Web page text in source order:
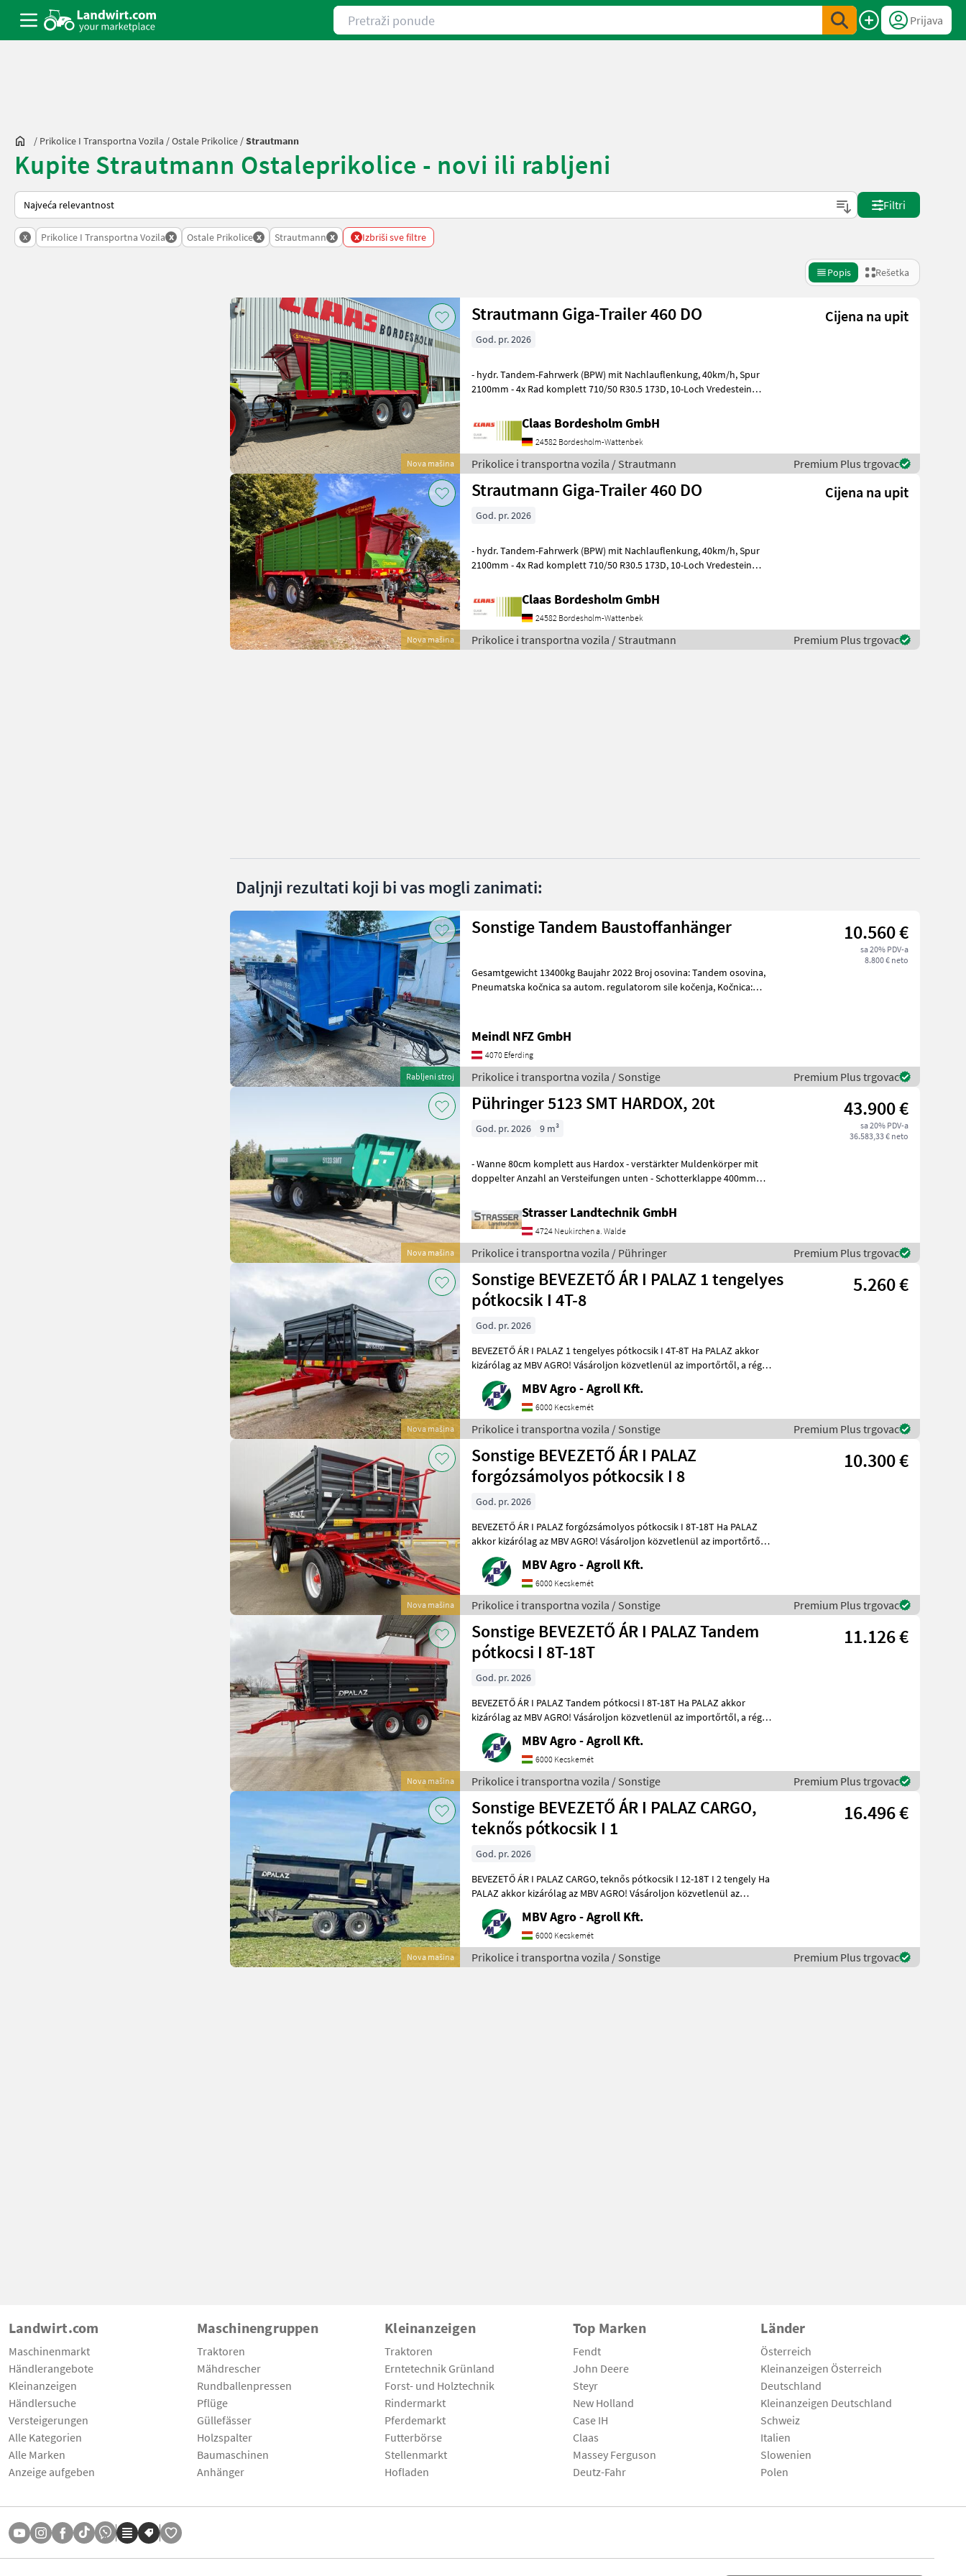
Pretraži ponude
Prijava
/ Prikolice I Transportna Vozila /Ostale Prikolice /Strautmann
Kupite Strautmann Ostaleprikolice - novi ili rabljeni
Tako se sortira na Landwirt.com
Filtri
x Prikolice I Transportna Vozila x Ostale Prikolice x Strautmann x x Izbriši sve filtre
Popis Rešetka
Nova mašina
Strautmann Giga-Trailer 460 DO Cijena na upit
God. pr. 2026
- hydr. Tandem-Fahrwerk (BPW) mit Nachlauflenkung, 40km/h, Spur
2100mm - 4x Rad komplett 710/50 R30.5 173D, 10-Loch Vredestein
Claas Bordesholm GmbH
24582 Bordesholm-Wattenbek
Prikolice i transportna vozila / Strautmann Premium Plus trgovac
Nova mašina
Strautmann Giga-Trailer 460 DO Cijena na upit
God. pr. 2026
- hydr. Tandem-Fahrwerk (BPW) mit Nachlauflenkung, 40km/h, Spur
2100mm - 4x Rad komplett 710/50 R30.5 173D, 10-Loch Vredestein
Claas Bordesholm GmbH
24582 Bordesholm-Wattenbek
Prikolice i transportna vozila / Strautmann Premium Plus trgovac
Daljnji rezultati koji bi vas mogli zanimati:
Rabljeni stroj
Sonstige Tandem Baustoffanhänger 10.560 €
sa 20% PDV-a
8.800 € neto
Gesamtgewicht 13400kg Baujahr 2022 Broj osovina: Tandem osovina,
Pneumatska kočnica sa autom. regulatorom sile kočenja, Kočnica:
Meindl NFZ GmbH
4070 Eferding
Prikolice i transportna vozila / Sonstige Premium Plus trgovac
Nova mašina
Pühringer 5123 SMT HARDOX, 20t 43.900 €
sa 20% PDV-a
36.583,33 € neto
God. pr. 2026 9 m³
- Wanne 80cm komplett aus Hardox - verstärkter Muldenkörper mit
doppelter Anzahl an Versteifungen unten - Schotterklappe 400mm
Strasser Landtechnik GmbH
4724 Neukirchen a. Walde
Prikolice i transportna vozila / Pühringer Premium Plus trgovac
Nova mašina
Sonstige BEVEZETŐ ÁR I PALAZ 1 tengelyes
pótkocsik I 4T-8
5.260 €
God. pr. 2026
BEVEZETŐ ÁR I PALAZ 1 tengelyes pótkocsik I 4T-8T Ha PALAZ akkor
kizárólag az MBV AGRO! Vásároljon közvetlenül az importőrtől, a régió
legnagyobb PALAZ kereskedőitő
MBV Agro - Agroll Kft.
6000 Kecskemét
Prikolice i transportna vozila / Sonstige Premium Plus trgovac
Nova mašina
Sonstige BEVEZETŐ ÁR I PALAZ
forgózsámolyos pótkocsik I 8
10.300 €
God. pr. 2026
BEVEZETŐ ÁR I PALAZ forgózsámolyos pótkocsik I 8T-18T Ha PALAZ
akkor kizárólag az MBV AGRO! Vásároljon közvetlenül az importőrtől,
a régió legnagyobb PALAZ keresked
MBV Agro - Agroll Kft.
6000 Kecskemét
Prikolice i transportna vozila / Sonstige Premium Plus trgovac
Nova mašina
Sonstige BEVEZETŐ ÁR I PALAZ Tandem
pótkocsi I 8T-18T
11.126 €
God. pr. 2026
BEVEZETŐ ÁR I PALAZ Tandem pótkocsi I 8T-18T Ha PALAZ akkor
kizárólag az MBV AGRO! Vásároljon közvetlenül az importőrtől, a régió
legnagyobb PALAZ kereskedőitől. Az
MBV Agro - Agroll Kft.
6000 Kecskemét
Prikolice i transportna vozila / Sonstige Premium Plus trgovac
Nova mašina
Sonstige BEVEZETŐ ÁR I PALAZ CARGO,
teknős pótkocsik I 1
16.496 €
God. pr. 2026
BEVEZETŐ ÁR I PALAZ CARGO, teknős pótkocsik I 12-18T I 2 tengely Ha
PALAZ akkor kizárólag az MBV AGRO! Vásároljon közvetlenül az
MBV Agro - Agroll Kft.
6000 Kecskemét
Prikolice i transportna vozila / Sonstige Premium Plus trgovac
Landwirt.com
Maschinenmarkt
Händlerangebote
Kleinanzeigen
Händlersuche
Versteigerungen
Alle Kategorien
Alle Marken
Anzeige aufgeben
Maschinengruppen
Traktoren
Mähdrescher
Rundballenpressen
Pflüge
Güllefässer
Holzspalter
Baumaschinen
Anhänger
Kleinanzeigen
Traktoren
Erntetechnik Grünland
Forst- und Holztechnik
Rindermarkt
Pferdemarkt
Futterbörse
Stellenmarkt
Hofladen
Top Marken
Fendt
John Deere
Steyr
New Holland
Case IH
Claas
Massey Ferguson
Deutz-Fahr
Länder
Österreich
Kleinanzeigen Österreich
Deutschland
Kleinanzeigen Deutschland
Schweiz
Italien
Slowenien
Polen